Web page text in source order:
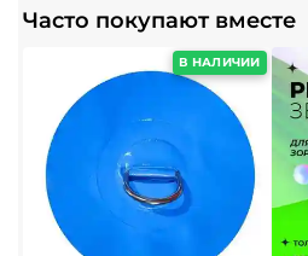
Часто покупают вместе
В НАЛИЧИИ